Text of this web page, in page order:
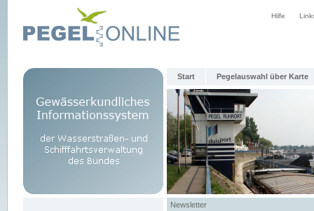
Hilfe
Start Pegelauswahl über Karte
Newsletter